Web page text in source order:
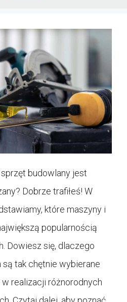
budowlany jest
Dobrze trafiłeś! W
które maszyny i
popularnością
Dowiesz się, dlaczego
są tak chętnie wybierane
realizacji różnorodnych